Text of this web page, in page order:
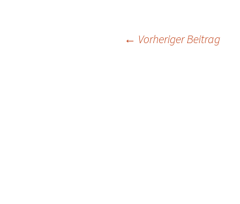
← Vorheriger Beitrag